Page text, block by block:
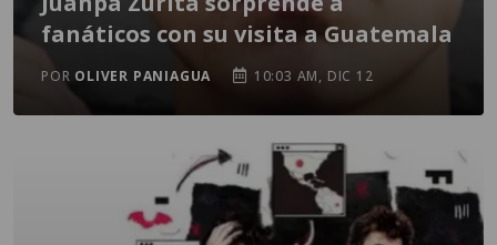
fanáticos con su visita a Guatemala
POR OLIVER PANIAGUA 10:03 AM, DIC 12